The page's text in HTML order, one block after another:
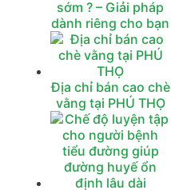
sớm ? – Giải pháp
dành riêng cho bạn
Địa chỉ bán cao chè
vằng tại PHÚ THỌ